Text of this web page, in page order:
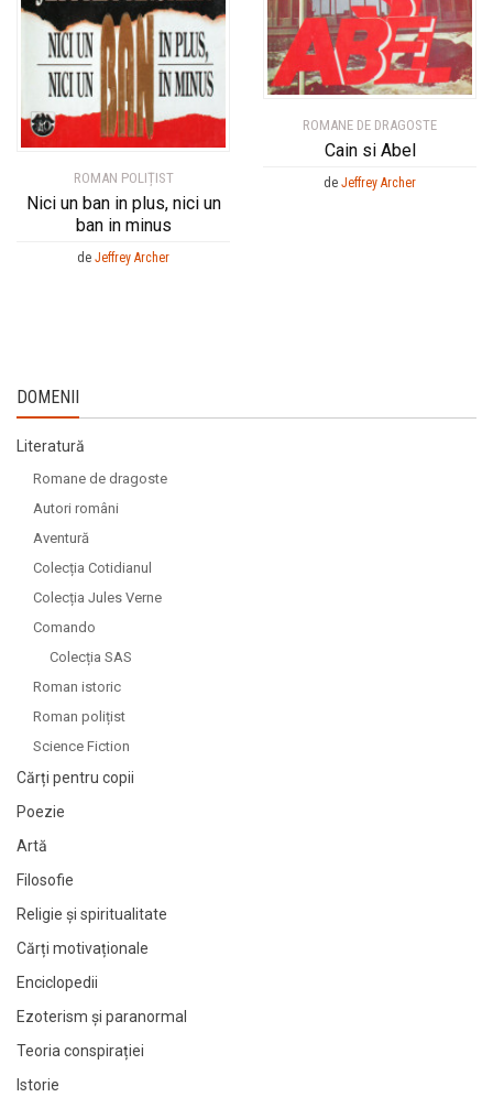
ROMAN POLIȚIST
Nici un ban in plus, nici un
ban in minus
de Jeffrey Archer
ROMANE DE DRAGOSTE
Cain si Abel
de Jeffrey Archer
DOMENII
Literatură
Romane de dragoste
Autori români
Aventură
Colecția Cotidianul
Colecția Jules Verne
Comando
Colecția SAS
Roman istoric
Roman polițist
Science Fiction
Cărți pentru copii
Poezie
Artă
Filosofie
Religie și spiritualitate
Cărți motivaționale
Enciclopedii
Ezoterism și paranormal
Teoria conspirației
Istorie